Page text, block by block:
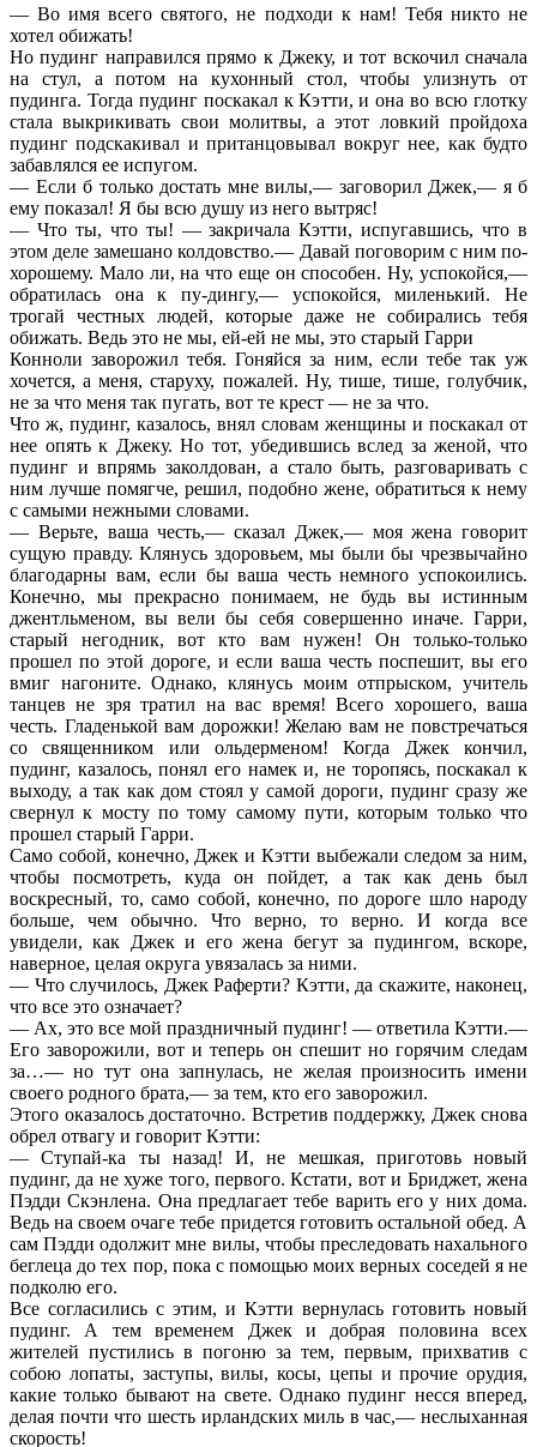
— Во имя всего святого, не подходи к нам! Тебя никто не
хотел обижать!
Но пудинг направился прямо к Джеку, и тот вскочил сначала
на стул, а потом на кухонный стол, чтобы улизнуть от
пудинга. Тогда пудинг поскакал к Кэтти, и она во всю глотку
стала выкрикивать свои молитвы, а этот ловкий пройдоха
пудинг подскакивал и пританцовывал вокруг нее, как будто
забавлялся ее испугом.
— Если б только достать мне вилы,— заговорил Джек,— я б
ему показал! Я бы всю душу из него вытряс!
— Что ты, что ты! — закричала Кэтти, испугавшись, что в
этом деле замешано колдовство.— Давай поговорим с ним по-
хорошему. Мало ли, на что еще он способен. Ну, успокойся,—
обратилась она к пу-дингу,— успокойся, миленький. Не
трогай честных людей, которые даже не собирались тебя
обижать. Ведь это не мы, ей-ей не мы, это старый Гарри
Конноли заворожил тебя. Гоняйся за ним, если тебе так уж
хочется, а меня, старуху, пожалей. Ну, тише, тише, голубчик,
не за что меня так пугать, вот те крест — не за что.
Что ж, пудинг, казалось, внял словам женщины и поскакал от
нее опять к Джеку. Но тот, убедившись вслед за женой, что
пудинг и впрямь заколдован, а стало быть, разговаривать с
ним лучше помягче, решил, подобно жене, обратиться к нему
с самыми нежными словами.
— Верьте, ваша честь,— сказал Джек,— моя жена говорит
сущую правду. Клянусь здоровьем, мы были бы чрезвычайно
благодарны вам, если бы ваша честь немного успокоились.
Конечно, мы прекрасно понимаем, не будь вы истинным
джентльменом, вы вели бы себя совершенно иначе. Гарри,
старый негодник, вот кто вам нужен! Он только-только
прошел по этой дороге, и если ваша честь поспешит, вы его
вмиг нагоните. Однако, клянусь моим отпрыском, учитель
танцев не зря тратил на вас время! Всего хорошего, ваша
честь. Гладенькой вам дорожки! Желаю вам не повстречаться
со священником или ольдерменом! Когда Джек кончил,
пудинг, казалось, понял его намек и, не торопясь, поскакал к
выходу, а так как дом стоял у самой дороги, пудинг сразу же
свернул к мосту по тому самому пути, которым только что
прошел старый Гарри.
Само собой, конечно, Джек и Кэтти выбежали следом за ним,
чтобы посмотреть, куда он пойдет, а так как день был
воскресный, то, само собой, конечно, по дороге шло народу
больше, чем обычно. Что верно, то верно. И когда все
увидели, как Джек и его жена бегут за пудингом, вскоре,
наверное, целая округа увязалась за ними.
— Что случилось, Джек Раферти? Кэтти, да скажите, наконец,
что все это означает?
— Ах, это все мой праздничный пудинг! — ответила Кэтти.—
Его заворожили, вот и теперь он спешит но горячим следам
за…— но тут она запнулась, не желая произносить имени
своего родного брата,— за тем, кто его заворожил.
Этого оказалось достаточно. Встретив поддержку, Джек снова
обрел отвагу и говорит Кэтти:
— Ступай-ка ты назад! И, не мешкая, приготовь новый
пудинг, да не хуже того, первого. Кстати, вот и Бриджет, жена
Пэдди Скэнлена. Она предлагает тебе варить его у них дома.
Ведь на своем очаге тебе придется готовить остальной обед. А
сам Пэдди одолжит мне вилы, чтобы преследовать нахального
беглеца до тех пор, пока с помощью моих верных соседей я не
подколю его.
Все согласились с этим, и Кэтти вернулась готовить новый
пудинг. А тем временем Джек и добрая половина всех
жителей пустились в погоню за тем, первым, прихватив с
собою лопаты, заступы, вилы, косы, цепы и прочие орудия,
какие только бывают на свете. Однако пудинг несся вперед,
делая почти что шесть ирландских миль в час,— неслыханная
скорость!